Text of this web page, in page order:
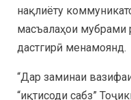
нақлиёту
масъалаҳои мубрами
дастгирӣ менамоянд.
“Дар заминаи
“иқтисоди сабз”